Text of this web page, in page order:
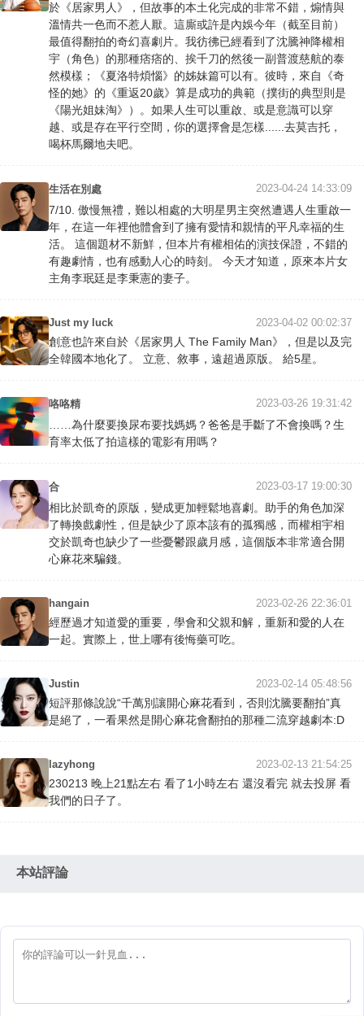
於《居家男人》，但故事的本土化完成的非常不錯，煽情與
溫情共一色而不惹人厭。這廝或許是內娛今年（截至目前）
最值得翻拍的奇幻喜劇片。我彷彿已經看到了沈騰神降權相
宇（角色）的那種痞痞的、挨千刀的然後一副普渡慈航的泰
然模樣；《夏洛特煩惱》的姊妹篇可以有。彼時，來自《奇
怪的她》的《重返20歲》算是成功的典範（撲街的典型則是
《陽光姐妹淘》）。如果人生可以重啟、或是意識可以穿
越、或是存在平行空間，你的選擇會是怎樣......去莫吉托，
喝杯馬爾地夫吧。
生活在別處 2023-04-24 14:33:09
7/10. 傲慢無禮，難以相處的大明星男主突然遭遇人生重啟一
年，在這一年裡他體會到了擁有愛情和親情的平凡幸福的生
活。 這個題材不新鮮，但本片有權相佑的演技保證，不錯的
有趣劇情，也有感動人心的時刻。 今天才知道，原來本片女
主角李珉廷是李秉憲的妻子。
Just my luck 2023-04-02 00:02:37
創意也許來自於《居家男人 The Family Man》，但是以及完
全韓國本地化了。 立意、敘事，遠超過原版。 給5星。
咯咯精 2023-03-26 19:31:42
……為什麼要換尿布要找媽媽？爸爸是手斷了不會換嗎？生
育率太低了拍這樣的電影有用嗎？
合 2023-03-17 19:00:30
相比於凱奇的原版，變成更加輕鬆地喜劇。助手的角色加深
了轉換戲劇性，但是缺少了原本該有的孤獨感，而權相宇相
交於凱奇也缺少了一些憂鬱跟歲月感，這個版本非常適合開
心麻花來騙錢。
hangain 2023-02-26 22:36:01
經歷過才知道愛的重要，學會和父親和解，重新和愛的人在
一起。實際上，世上哪有後悔藥可吃。
Justin 2023-02-14 05:48:56
短評那條說說“千萬別讓開心麻花看到，否則沈騰要翻拍”真
是絕了，一看果然是開心麻花會翻拍的那種二流穿越劇本:D
lazyhong 2023-02-13 21:54:25
230213 晚上21點左右 看了1小時左右 還沒看完 就去投屏 看
我們的日子了。
本站評論